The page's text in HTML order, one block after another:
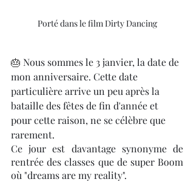
Porté dans le film Dirty Dancing
🎂 Nous sommes le 3 janvier, la date de
mon anniversaire. Cette date
particulière arrive un peu après la
bataille des fêtes de fin d'année et
pour cette raison, ne se célèbre que
rarement.
Ce jour est davantage synonyme de
rentrée des classes que de super Boom
où "dreams are my reality".